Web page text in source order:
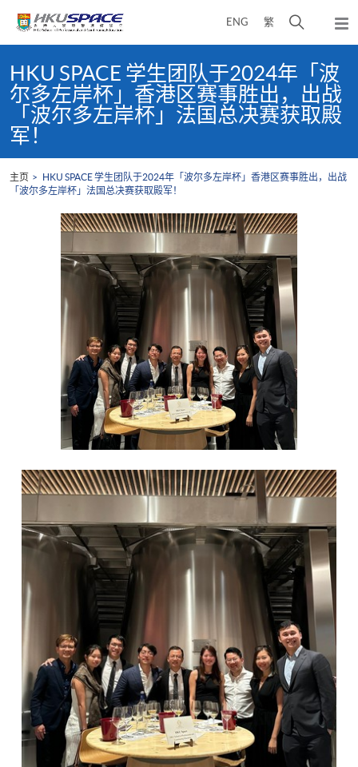
ENG 繁
开
搜
寻
介
面
弹
出
菜
单
content
startHKU SPACE 学生团队于2024年「波
尔多左岸杯」香港区赛事胜出，出战
「波尔多左岸杯」法国总决赛获取殿
军！
主页
HKU SPACE 学生团队于2024年「波尔多左岸杯」香港区赛事胜出，出战
「波尔多左岸杯」法国总决赛获取殿军！